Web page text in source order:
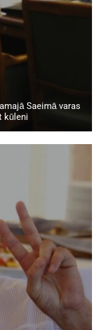
Saeimā varas
kūleni